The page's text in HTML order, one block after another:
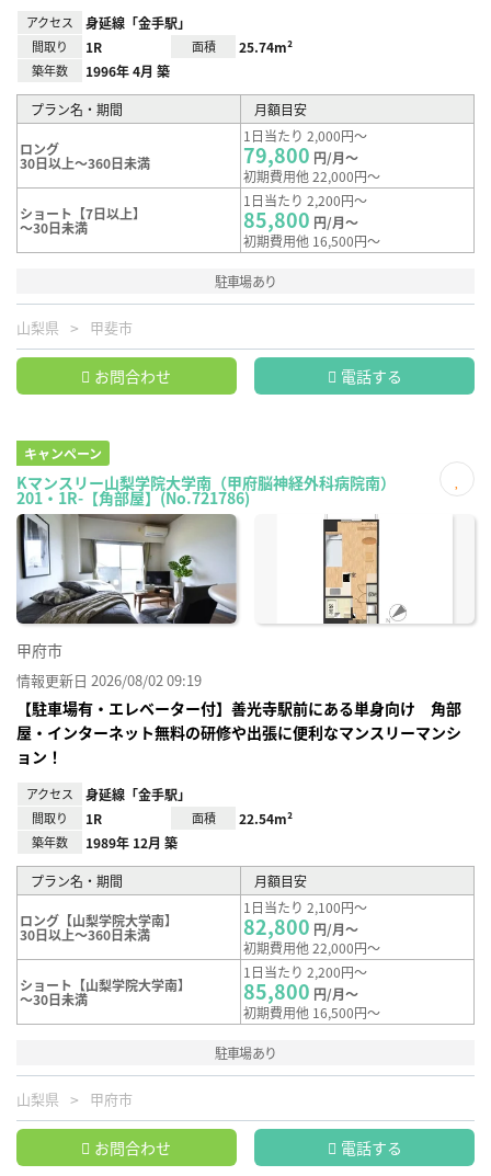
アクセス 身延線「金手駅」
間取り 1R 面積 25.74m²
築年数 1996年 4月 築
プラン名・期間 月額目安
ロング
30日以上～360日未満
1日当たり 2,000円～
79,800 円/月～
初期費用他 22,000円～
ショート【7日以上】
～30日未満
1日当たり 2,200円～
85,800 円/月～
初期費用他 16,500円～
駐車場あり
山梨県 甲斐市
お問合わせ 電話する
キャンペーン
Kマンスリー山梨学院大学南（甲府脳神経外科病院南）
201・1R-【角部屋】(No.721786)
に入
甲府市
情報更新日 2026/08/02 09:19
【駐車場有・エレベーター付】善光寺駅前にある単身向け 角部
屋・インターネット無料の研修や出張に便利なマンスリーマンシ
ョン！
アクセス 身延線「金手駅」
間取り 1R 面積 22.54m²
築年数 1989年 12月 築
プラン名・期間 月額目安
ロング【山梨学院大学南】
30日以上～360日未満
1日当たり 2,100円～
82,800 円/月～
初期費用他 22,000円～
ショート【山梨学院大学南】
～30日未満
1日当たり 2,200円～
85,800 円/月～
初期費用他 16,500円～
駐車場あり
山梨県 甲府市
お問合わせ 電話する